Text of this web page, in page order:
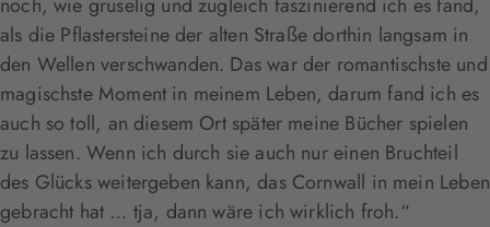
als die Pflastersteine der alten Straße dorthin langsam in
den Wellen verschwanden. Das war der romantischste und
magischste Moment in meinem Leben, darum fand ich es
auch so toll, an diesem Ort später meine Bücher spielen
zu lassen. Wenn ich durch sie auch nur einen Bruchteil
des Glücks weitergeben kann, das Cornwall in mein Leben
gebracht hat … tja, dann wäre ich wirklich froh.“